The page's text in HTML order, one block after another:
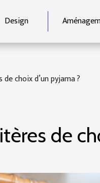
Design
choix d’un pyjama ?
de